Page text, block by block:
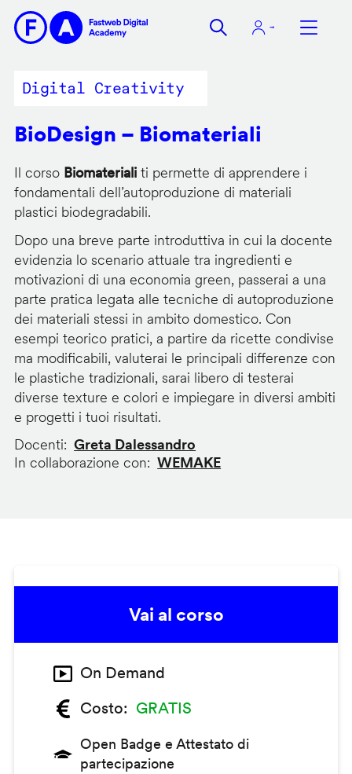
contenuto
Digital Creativity
BioDesign – Biomateriali
Il corso Biomaterialiti permette di apprendere i
fondamentali dell’autoproduzione di materiali
plastici biodegradabili.
Dopo una breve parte introduttiva in cui la docente
evidenzia lo scenario attuale tra ingredienti e
motivazioni di una economia green, passerai a una
parte pratica legata alle tecniche di autoproduzione
dei materiali stessi in ambito domestico. Con
esempi teorico pratici, a partire da ricette condivise
ma modificabili, valuterai le principali differenze con
le plastiche tradizionali, sarai libero di testerai
diverse texture e colori e impiegare in diversi ambiti
e progetti i tuoi risultati.
Docenti
Greta Dalessandro
In collaborazione con
WEMAKE
Vai al corso
On Demand
Costo
GRATIS
Open Badge e Attestato di
partecipazione